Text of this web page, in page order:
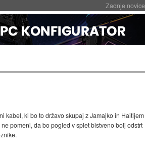
Zadnje novice
kabel, ki bo to državo skupaj z Jamajko in Haitijem
pomeni, da bo pogled v splet bistveno bolj odstrt